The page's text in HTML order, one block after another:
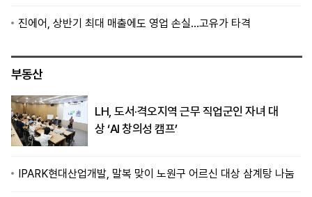
진에어, 상반기 최대 매출에도 영업 손실…고유가 타격
부동산
LH, 도서·격오지역 근무 직업군인 자녀 대
상 ‘AI 창의성 캠프’
IPARK현대산업개발, 말복 맞이 노원구 어르신 대상 삼계탕 나눔